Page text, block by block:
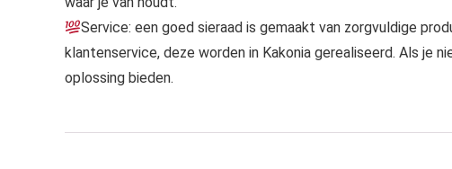
Service: een goed sieraad is gemaakt van zorgvuldige
klantenservice, deze worden in Kakonia gerealiseerd. Als je
oplossing bieden.